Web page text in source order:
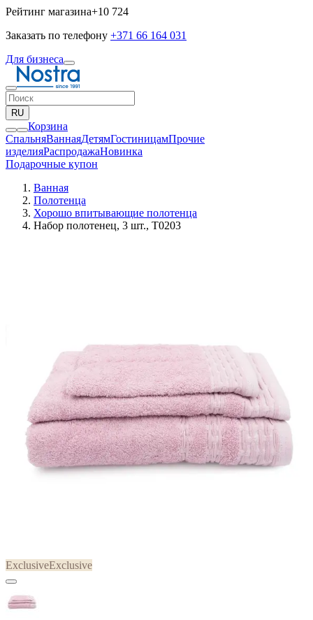
Рейтинг магазина+10 724
Заказать по телефону +371 66 164 031
Для бизнеса
RU
Корзина
СпальняВаннаяДетямГостиницамПрочие
изделияPаспродажаНовинка
Подарочные купон
Ванная
Полотенца
Хорошо впитывающие полотенца
Набор полотенец, 3 шт., T0203
ExclusiveExclusive